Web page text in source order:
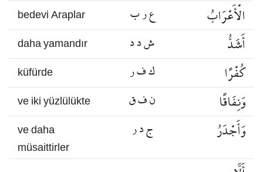
bedevi Araplar ع ر ب الْأَعْرَابُ
daha yamandır ش د د أَشَدُّ
küfürde ك ف ر كُفْرًا
ve iki yüzlülükte ن ف ق وَنِفَاقًا
ve daha
müsaittirler
ج د ر
وَأَجْدَرُ